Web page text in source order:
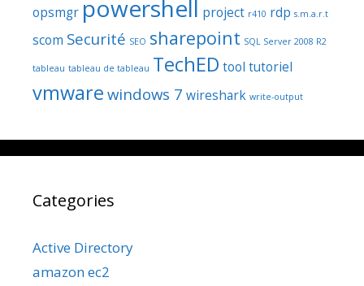
opsmgr powershell project r410 rdp s.m.a.r.t
scom Securité SEO sharepoint SQL Server 2008 R2
tableau tableau de tableau TechED tool tutoriel
vmware windows 7 wireshark write-output
Categories
Active Directory
amazon ec2